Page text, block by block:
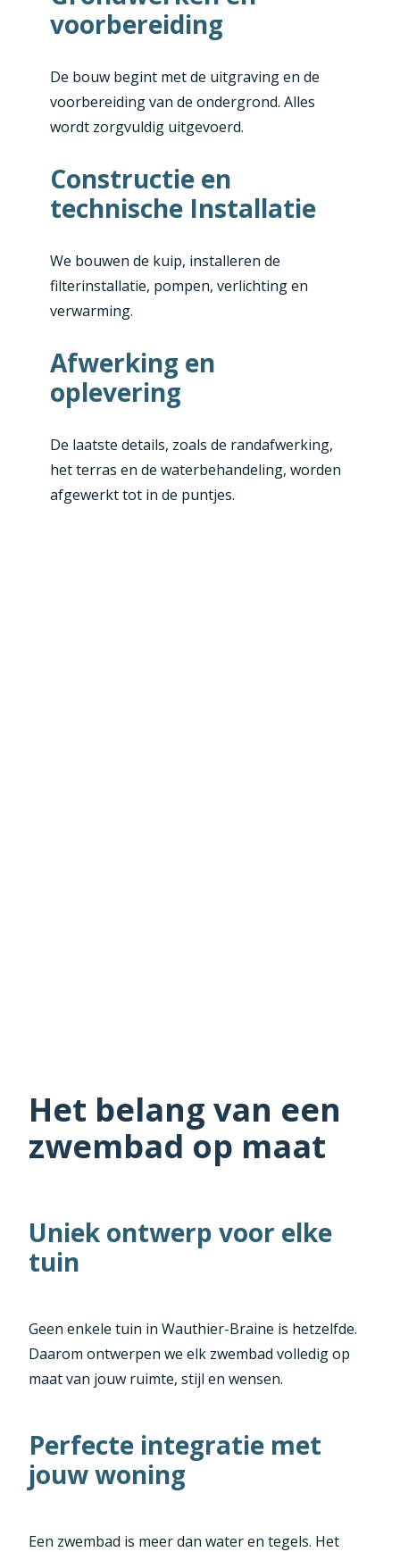
voorbereiding
De bouw begint met de uitgraving en de
voorbereiding van de ondergrond. Alles
wordt zorgvuldig uitgevoerd.
Constructie en
technische Installatie
We bouwen de kuip, installeren de
filterinstallatie, pompen, verlichting en
verwarming.
Afwerking en
oplevering
De laatste details, zoals de randafwerking,
het terras en de waterbehandeling, worden
afgewerkt tot in de puntjes.
Het belang van een
zwembad op maat
Uniek ontwerp voor elke
tuin
Geen enkele tuin in Wauthier-Braine is hetzelfde.
Daarom ontwerpen we elk zwembad volledig op
maat van jouw ruimte, stijl en wensen.
Perfecte integratie met
jouw woning
Een zwembad is meer dan water en tegels. Het